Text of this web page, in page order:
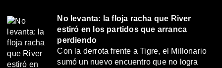
No levanta: la floja racha que River
estiró en los partidos que arranca
perdiendo
Con la derrota frente a Tigre, el Millonario
sumó un nuevo encuentro que no logra